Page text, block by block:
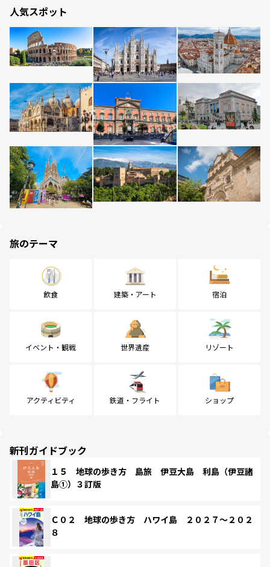
人気スポット
旅のテーマ
飲食 建築・アート 宿泊
イベント・観戦 世界遺産 リゾート
アクティビティ 鉄道・フライト ショップ
新刊ガイドブック
１５ 地球の歩き方 島旅 伊豆大島 利島（伊豆諸
島①）３訂版
Ｃ０２ 地球の歩き方 ハワイ島 ２０２７～２０２
８